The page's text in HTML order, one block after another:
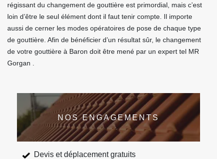
régissant du changement de gouttière est primordial, mais c’est
loin d’être le seul élément dont il faut tenir compte. Il importe
aussi de cerner les modes opératoires de pose de chaque type
de gouttière. Afin de bénéficier d’un résultat sûr, le changement
de votre gouttière à Baron doit être mené par un expert tel MR
Gorgan .
NOS ENGAGEMENTS
Devis et déplacement gratuits